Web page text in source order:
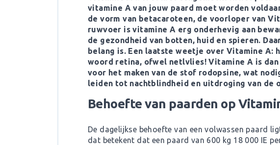
vitamine A van jouw paard moet worden
de vorm van betacaroteen, de voorloper van
ruwvoer is vitamine A erg onderhevig aan
de gezondheid van botten, huid en spieren.
belang is. Een laatste weetje over Vitamine
woord retina, ofwel netlvlies! Vitamine A is
voor het maken van de stof rodopsine, wat
leiden tot nachtblindheid en uitdroging van de
Behoefte van paarden op
De dagelijkse behoefte van een volwassen paard
dat betekent dat een paard van 600 kg 18 000 IE